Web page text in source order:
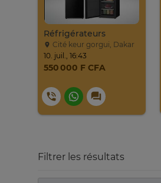
Réfrigérateurs
Cité keur gorgui, Dakar
10. juil., 16:43
550 000 F CFA
Filtrer les résultats